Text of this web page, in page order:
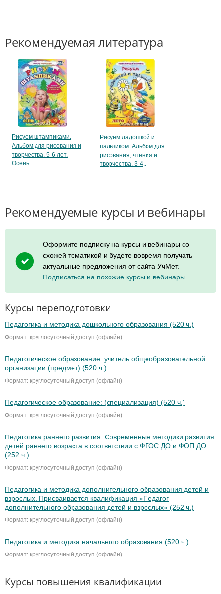
Рекомендуемая литература
Рисуем штампиками.
Альбом для рисования и
творчества. 5-6 лет.
Осень
Рисуем ладошкой и
пальчиком. Альбом для
рисования, чтения и
творчества. 3-4
Рекомендуемые курсы и вебинары
Оформите подписку на курсы и вебинары со
схожей тематикой и будете вовремя получать
актуальные предложения от сайта УчМет.
Подписаться на похожие курсы и вебинары
Курсы переподготовки
Педагогика и методика дошкольного образования (520 ч.)
Формат: круглосуточный доступ (офлайн)
Педагогическое образование: учитель общеобразовательной
организации (предмет) (520 ч.)
Формат: круглосуточный доступ (офлайн)
Педагогическое образование: (специализация) (520 ч.)
Формат: круглосуточный доступ (офлайн)
Педагогика раннего развития. Современные методики развития
детей раннего возраста в соответствии с ФГОС ДО и ФОП ДО
(252 ч.)
Формат: круглосуточный доступ (офлайн)
Педагогика и методика дополнительного образования детей и
взрослых. Присваивается квалификация «Педагог
дополнительного образования детей и взрослых» (252 ч.)
Формат: круглосуточный доступ (офлайн)
Педагогика и методика начального образования (520 ч.)
Формат: круглосуточный доступ (офлайн)
Курсы повышения квалификации